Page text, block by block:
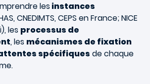
lesinstances
CNEDIMTS, CEPS en France; NICE
les processus de
, les mécanismes de fixation
spécifiques de chaque